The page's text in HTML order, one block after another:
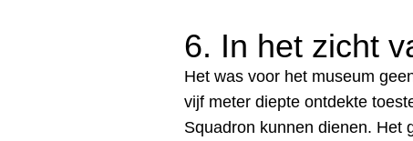
6. In het zicht
Het was voor het museum
vijf meter diepte ontdekte
Squadron kunnen dienen. Het